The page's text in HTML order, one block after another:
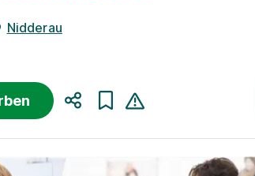
Nidderau